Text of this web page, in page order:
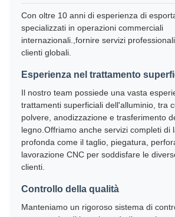
Con oltre 10 anni di esperienza di
specializzati in operazioni commerciali
internazionali.,fornire servizi
clienti globali.
Esperienza nel trattamento
Il nostro team possiede una vasta
trattamenti superficiali dell'alluminio, tra
polvere, anodizzazione e trasferimento
legno.Offriamo anche servizi completi di
profonda come il taglio, piegatura,
lavorazione CNC per soddisfare le
clienti.
Controllo della qualità
Manteniamo un rigoroso sistema di